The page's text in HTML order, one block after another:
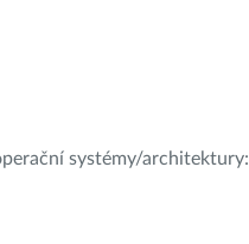
systémy/architektury: